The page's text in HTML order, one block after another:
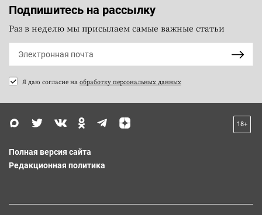
Подпишитесь на рассылку
Раз в неделю мы присылаем самые важные статьи
Я даю согласие на обработку персональных данных
18+
Полная версия сайта
Редакционная политика